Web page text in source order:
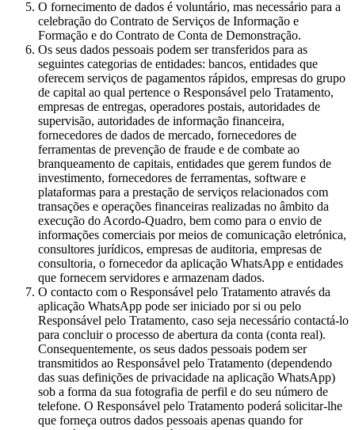
O fornecimento de dados é voluntário, mas necessário para a
celebração do Contrato de Serviços de Informação e
Formação e do Contrato de Conta de Demonstração.
Os seus dados pessoais podem ser transferidos para as
seguintes categorias de entidades: bancos, entidades que
oferecem serviços de pagamentos rápidos, empresas do grupo
de capital ao qual pertence o Responsável pelo Tratamento,
empresas de entregas, operadores postais, autoridades de
supervisão, autoridades de informação financeira,
fornecedores de dados de mercado, fornecedores de
ferramentas de prevenção de fraude e de combate ao
branqueamento de capitais, entidades que gerem fundos de
investimento, fornecedores de ferramentas, software e
plataformas para a prestação de serviços relacionados com
transações e operações financeiras realizadas no âmbito da
execução do Acordo-Quadro, bem como para o envio de
informações comerciais por meios de comunicação eletrónica,
consultores jurídicos, empresas de auditoria, empresas de
consultoria, o fornecedor da aplicação WhatsApp e entidades
que fornecem servidores e armazenam dados.
O contacto com o Responsável pelo Tratamento através da
aplicação WhatsApp pode ser iniciado por si ou pelo
Responsável pelo Tratamento, caso seja necessário contactá-lo
para concluir o processo de abertura da conta (conta real).
Consequentemente, os seus dados pessoais podem ser
transmitidos ao Responsável pelo Tratamento (dependendo
das suas definições de privacidade na aplicação WhatsApp)
sob a forma da sua fotografia de perfil e do seu número de
telefone. O Responsável pelo Tratamento poderá solicitar-lhe
que forneça outros dados pessoais apenas quando for